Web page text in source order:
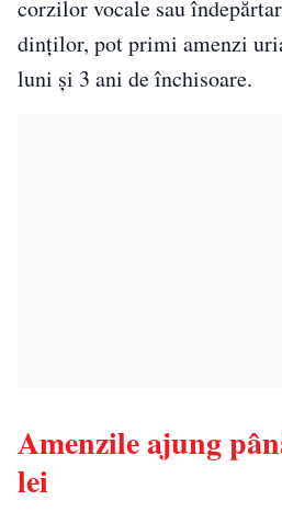
corzilor vocale sau
dinților, pot primi amenzi
luni și 3 ani de închisoare.
Amenzile ajung
lei